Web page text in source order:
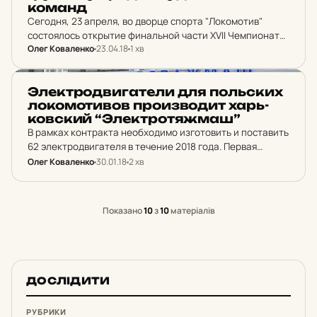
команд
Сегодня, 23 апреля, во дворце спорта "Локомотив"
состоялось открытие финальной части ХVІІ Чемпионата
Украины по футзалу среди ВУЗзов. В «финале четырех»
Олег Коваленко23.04.181 хв
Элек­трод­ви­га­те­ли для поль­ских
ло­ко­мо­ти­вов про­из­во­дит харь­
ков­ский “Элек­тро­тяж­маш”
В рамках контракта необходимо изготовить и поставить
62 электродвигателя в течение 2018 года. Первая
партия в количестве шести штук будет отгружена
Олег Коваленко30.01.182 хв
Показано10з10матеріалів
ДОСЛІДИТИ
РУБРИКИ